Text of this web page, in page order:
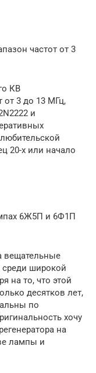
частот от 3
КВ
от 3 до 13 МГц,
и
20-х или начало
6Ж5П и 6Ф1П
вещательные
широкой
на то, что этой
десятков лет,
по
хочу
на
лампы и